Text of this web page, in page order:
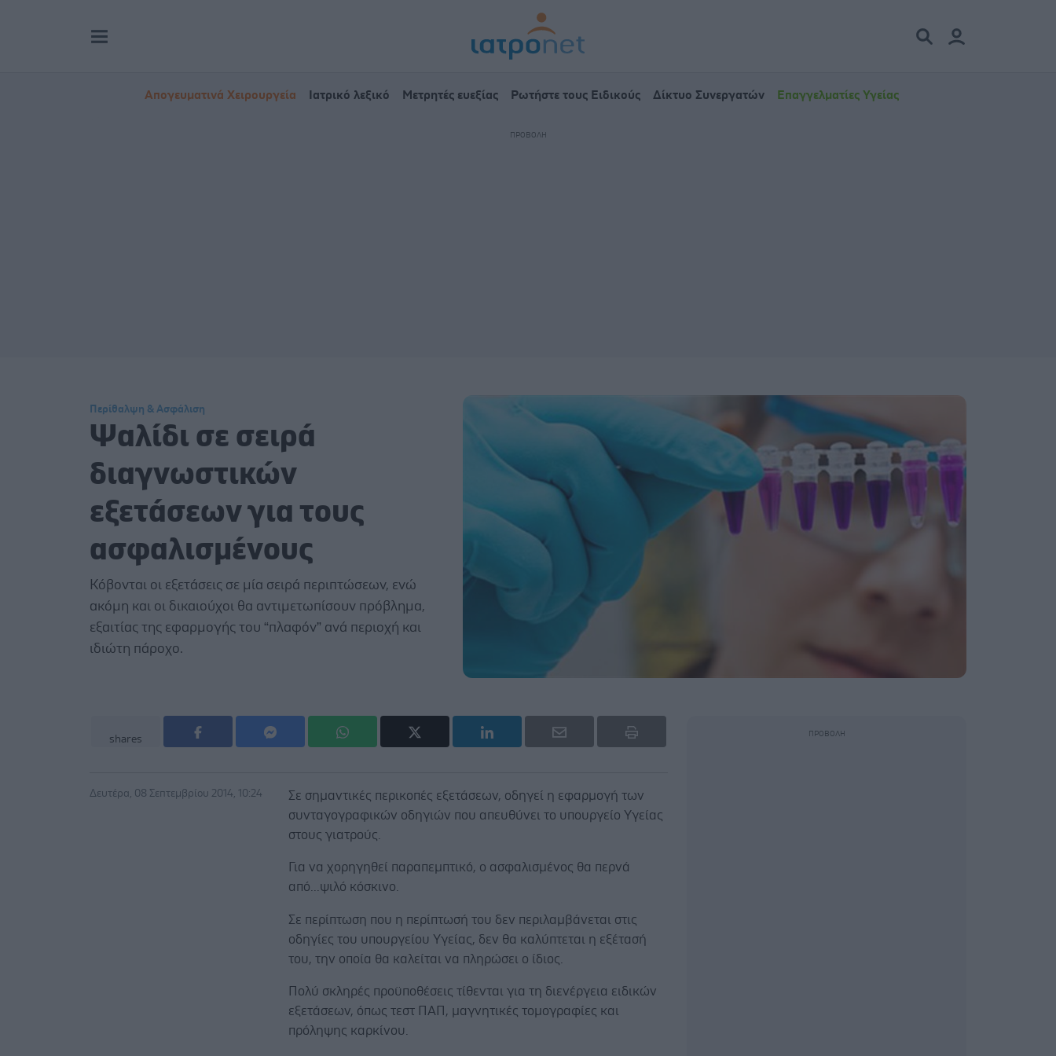
Απογευματινά Χειρουργεία Ιατρικό λεξικό Μετρητές ευεξίας Ρωτήστε τους Ειδικούς Δίκτυο Συνεργατών Επαγγελματίες Υγείας
Περίθαλψη & Ασφάλιση
Ψαλίδι σε σειρά
διαγνωστικών
εξετάσεων για τους
ασφαλισμένους
Κόβονται οι εξετάσεις σε μία σειρά περιπτώσεων, ενώ
ακόμη και οι δικαιούχοι θα αντιμετωπίσουν πρόβλημα,
εξαιτίας της εφαρμογής του “πλαφόν” ανά περιοχή και
ιδιώτη πάροχο.
shares
Δευτέρα, 08 Σεπτεμβρίου 2014, 10:24
Σε σημαντικές περικοπές εξετάσεων, οδηγεί η εφαρμογή των
συνταγογραφικών οδηγιών που απευθύνει το υπουργείο Υγείας
στους γιατρούς.
Για να χορηγηθεί παραπεμπτικό, ο ασφαλισμένος θα περνά
από...ψιλό κόσκινο.
Σε περίπτωση που η περίπτωσή του δεν περιλαμβάνεται στις
οδηγίες του υπουργείου Υγείας, δεν θα καλύπτεται η εξέτασή
του, την οποία θα καλείται να πληρώσει ο ίδιος.
Πολύ σκληρές προϋποθέσεις τίθενται για τη διενέργεια ειδικών
εξετάσεων, όπως τεστ ΠΑΠ, μαγνητικές τομογραφίες και
πρόληψης καρκίνου.